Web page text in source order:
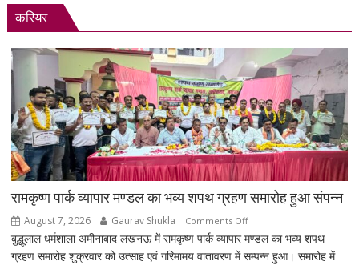
करियर
रामकृष्ण पार्क व्यापार मण्डल का भव्य शपथ ग्रहण समारोह हुआ संपन्न
August 7, 2026 Gaurav Shukla Comments Offon
रामकृष्ण
पार्क
बुद्धूलाल धर्मशाला अमीनाबाद लखनऊ में रामकृष्ण पार्क व्यापार मण्डल का भव्य शपथ
ग्रहण समारोह शुक्रवार को उत्साह एवं गरिमामय वातावरण में सम्पन्न हुआ। समारोह में